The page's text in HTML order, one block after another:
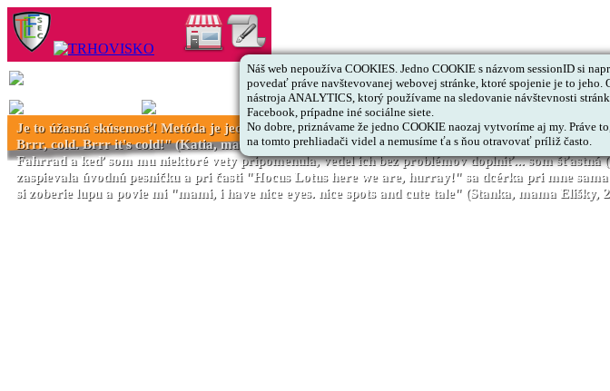
Náš web nepoužíva COOKIES. Jedno COOKIE s názvom sessionID si
povedať práve navštevovanej webovej stránke, ktoré spojenie je to jeho.
nástroja ANALYTICS, ktorý používame na sledovanie návštevnosti
Facebook, prípadne iné sociálne siete.
No dobre, priznávame že jedno COOKIE naozaj vytvoríme aj my. Práve
na tomto prehliadači videl a nemusíme ťa s ňou otravovať príliž často.
Je to úžasná skúsenosť! Metóda je jednoduchá, kreatívna a efektívna. Už od začiatku dcéra
Brrr, cold. Brrr it's cold!" (Katia, mama Denisy, 4 roky) | Veľmi milo ma prekvapil syn, keď si
Fahrrad a keď som mu niektoré vety pripomenula, vedel ich bez problémov doplniť... som
zaspievala úvodnú pesničku a pri časti "Hocus Lotus here we are, hurray!" sa dcérka pri mne
si zoberie lupu a povie mi "mami, i have nice eyes. nice spots and cute tale" (Stanka, mama Elišky,